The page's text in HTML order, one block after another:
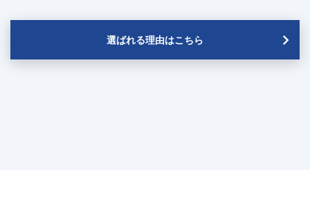
選ばれる理由はこちら